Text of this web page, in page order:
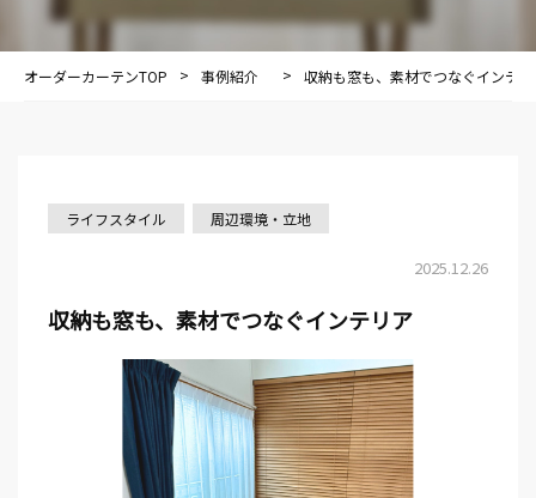
オーダーカーテンTOP 事例紹介 施工事例
収納も窓も、素材でつなぐインテ
ライフスタイル 周辺環境・立地
2025.12.26
収納も窓も、素材でつなぐインテリア